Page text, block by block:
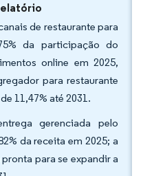
de restaurante para
da participação do
online em 2025,
para restaurante
11,47% até 2031.
gerenciada pelo
da receita em 2025; a
para se expandir a